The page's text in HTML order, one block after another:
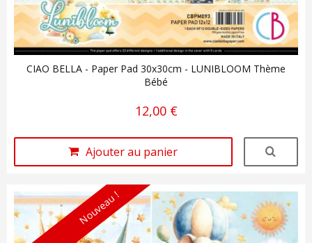
CIAO BELLA - Paper Pad 30x30cm - LUNIBLOOM Thème
Bébé
12,00 €
Ajouter au panier
Nouveau !